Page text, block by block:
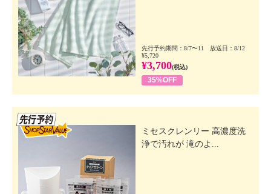
先行予約期間：8/7〜11 放送日：8/12
¥5,720
¥3,700(税込)
35%OFF
ミセスクレンリー 高濃度洗
浄で汚れが 滝のよ...